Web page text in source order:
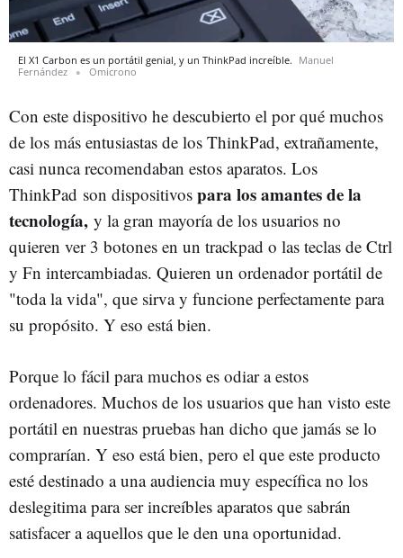
El X1 Carbon es un portátil genial, y un ThinkPad increíble. Manuel
Fernández
Omicrono
Con este dispositivo he descubierto el por qué muchos
de los más entusiastas de los ThinkPad, extrañamente,
casi nunca recomendaban estos aparatos. Los
ThinkPad son dispositivos para los amantes de la
tecnología, y la gran mayoría de los usuarios no
quieren ver 3 botones en un trackpad o las teclas de Ctrl
y Fn intercambiadas. Quieren un ordenador portátil de
"toda la vida", que sirva y funcione perfectamente para
su propósito. Y eso está bien.
Porque lo fácil para muchos es odiar a estos
ordenadores. Muchos de los usuarios que han visto este
portátil en nuestras pruebas han dicho que jamás se lo
comprarían. Y eso está bien, pero el que este producto
esté destinado a una audiencia muy específica no los
deslegitima para ser increíbles aparatos que sabrán
satisfacer a aquellos que le den una oportunidad.